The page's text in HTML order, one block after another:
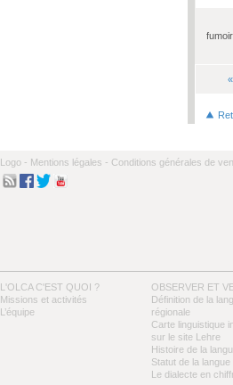
fumoir
Logo - Mentions légales - Conditions générales de
L'OLCA C'EST QUOI ?
Missions et activités
L’équipe
OBSERVER ET
Définition de la
régionale
Carte linguistique
sur le site Lehre
Histoire de la
Statut de la langue
Le dialecte en